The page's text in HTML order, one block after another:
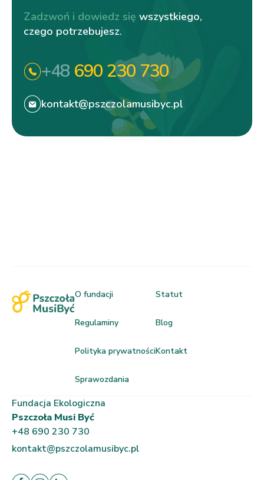
Zadzwoń i dowiedz się wszystkiego,
czego potrzebujesz.
+48 690 230 730
kontakt@pszczolamusibyc.pl
O fundacji
Regulaminy
Polityka prywatności
Sprawozdania
Statut
Blog
Kontakt
Fundacja Ekologiczna
Pszczoła Musi Być
+48 690 230 730
kontakt@pszczolamusibyc.pl